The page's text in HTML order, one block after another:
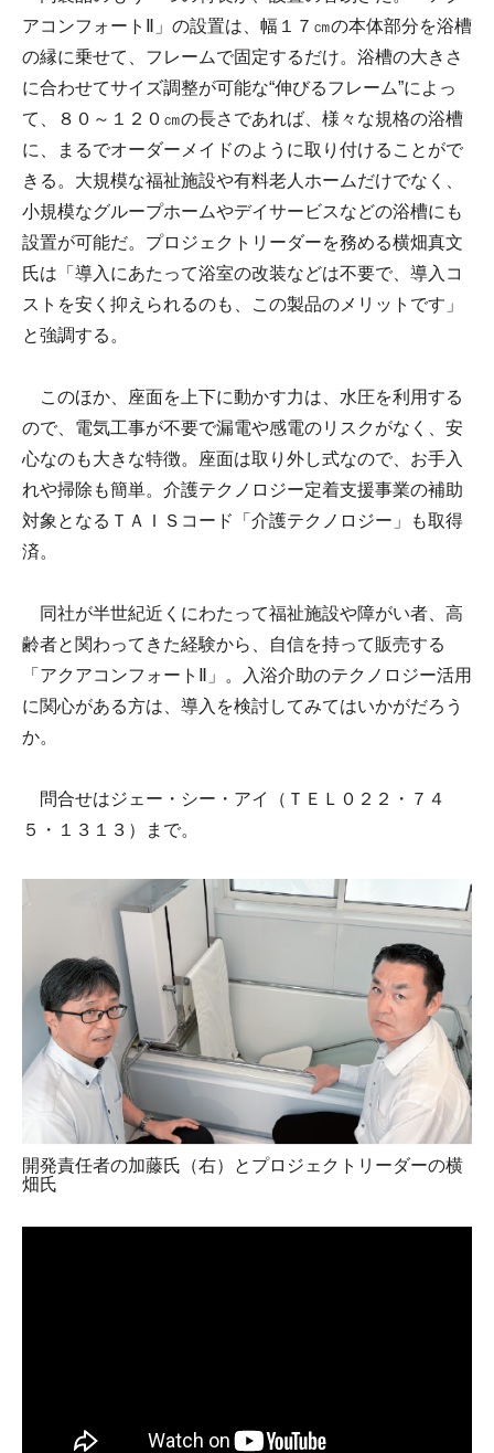
アコンフォートⅡ」の設置は、幅１７㎝の本体部分を浴槽
の縁に乗せて、フレームで固定するだけ。浴槽の大きさ
に合わせてサイズ調整が可能な“伸びるフレーム”によっ
て、８０～１２０㎝の長さであれば、様々な規格の浴槽
に、まるでオーダーメイドのように取り付けることがで
きる。大規模な福祉施設や有料老人ホームだけでなく、
小規模なグループホームやデイサービスなどの浴槽にも
設置が可能だ。プロジェクトリーダーを務める横畑真文
氏は「導入にあたって浴室の改装などは不要で、導入コ
ストを安く抑えられるのも、この製品のメリットです」
と強調する。
このほか、座面を上下に動かす力は、水圧を利用する
ので、電気工事が不要で漏電や感電のリスクがなく、安
心なのも大きな特徴。座面は取り外し式なので、お手入
れや掃除も簡単。介護テクノロジー定着支援事業の補助
対象となるＴＡＩＳコード「介護テクノロジー」も取得
済。
同社が半世紀近くにわたって福祉施設や障がい者、高
齢者と関わってきた経験から、自信を持って販売する
「アクアコンフォートⅡ」。入浴介助のテクノロジー活用
に関心がある方は、導入を検討してみてはいかがだろう
か。
問合せはジェー・シー・アイ（ＴＥＬ０２２・７４
５・１３１３）まで。
開発責任者の加藤氏（右）とプロジェクトリーダーの横
畑氏